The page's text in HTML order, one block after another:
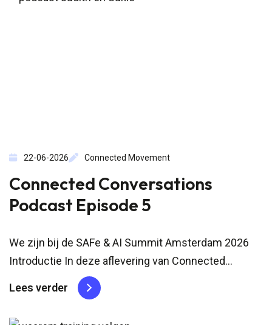
22-06-2026 Connected Movement
Connected Conversations
Podcast Episode 5
We zijn bij de SAFe & AI Summit Amsterdam 2026
Introductie In deze aflevering van Connected
Conversations nemen Judith van Hoof en Sukie
Kang je mee naar de SAFe & AI Summit in
Amsterdam. Samen met Maarten Sterrenburg, CFO
Lees verder